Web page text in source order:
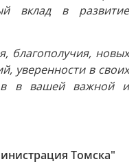
вклад в развитие
благополучия, новых
уверенности в своих
в вашей важной и
Томска"